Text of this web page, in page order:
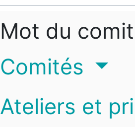
Mot du
Comités
Ateliers et